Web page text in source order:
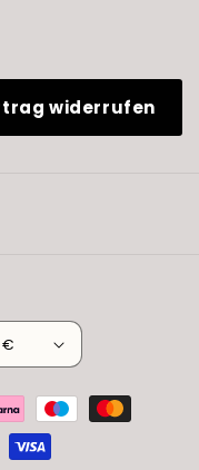
widerrufen
Deutschland | EUR €